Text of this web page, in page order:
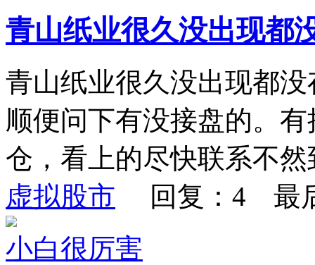
青山纸业很久没出现都
青山纸业很久没出现都
顺便问下有没接盘的。
仓，看上的尽快联系不
虚拟股市 回复：4 最
小白很厉害